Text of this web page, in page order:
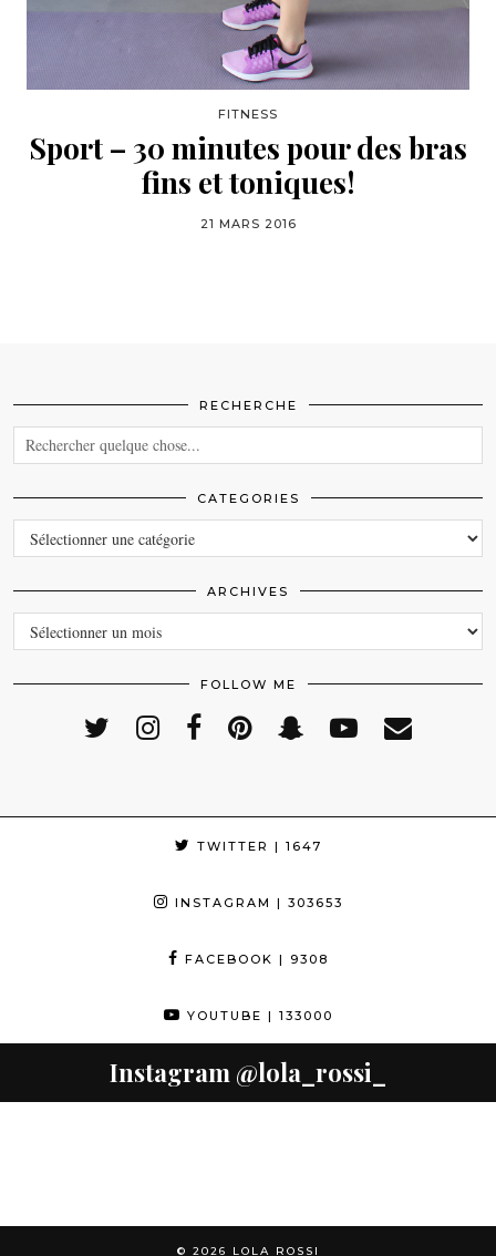
FITNESS
Sport – 30 minutes pour des bras
fins et toniques!
21 MARS 2016
RECHERCHE
CATEGORIES
CATEGORIES
ARCHIVES
ARCHIVES
FOLLOW ME
TWITTER | 1647
INSTAGRAM | 303653
FACEBOOK | 9308
YOUTUBE | 133000
Instagram @lola_rossi_
© 2026 LOLA ROSSI